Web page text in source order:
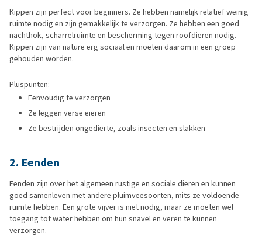
Kippen zijn perfect voor beginners. Ze hebben namelijk relatief weinig
ruimte nodig en zijn gemakkelijk te verzorgen. Ze hebben een goed
nachthok, scharrelruimte en bescherming tegen roofdieren nodig.
Kippen zijn van nature erg sociaal en moeten daarom in een groep
gehouden worden.
Pluspunten:
Eenvoudig te verzorgen
Ze leggen verse eieren
Ze bestrijden ongedierte, zoals insecten en slakken
2. Eenden
Eenden zijn over het algemeen rustige en sociale dieren en kunnen
goed samenleven met andere pluimveesoorten, mits ze voldoende
ruimte hebben. Een grote vijver is niet nodig, maar ze moeten wel
toegang tot water hebben om hun snavel en veren te kunnen
verzorgen.